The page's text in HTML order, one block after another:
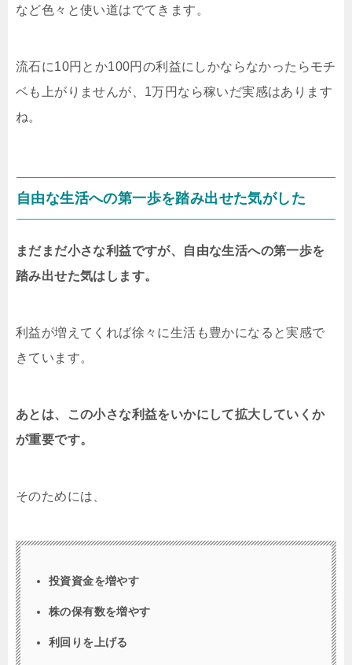
など色々と使い道はでてきます。
流石に10円とか100円の利益にしかならなかったらモチ
ベも上がりませんが、1万円なら稼いだ実感はあります
ね。
自由な生活への第一歩を踏み出せた気がした
まだまだ小さな利益ですが、自由な生活への第一歩を
踏み出せた気はします。
利益が増えてくれば徐々に生活も豊かになると実感で
きています。
あとは、この小さな利益をいかにして拡大していくか
が重要です。
そのためには、
投資資金を増やす
株の保有数を増やす
利回りを上げる